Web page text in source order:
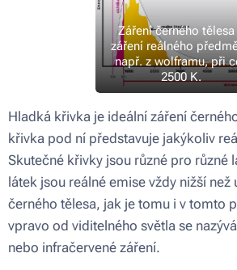
Záření černého tělesa
záření reálného
např. z wolframu, při
2500 K.
Hladká křivka je ideální záření
křivka pod ní představuje jakýkoliv
Skutečné křivky jsou různé pro různé
látek jsou reálné emise vždy nižší než
černého tělesa, jak je tomu i v tomto
vpravo od viditelného světla se
nebo infračervené záření.